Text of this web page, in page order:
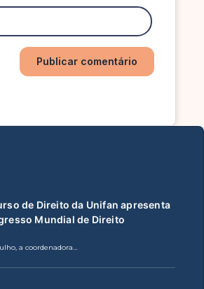
de Direito da Unifan apresenta
Mundial de Direito
a coordenadora…